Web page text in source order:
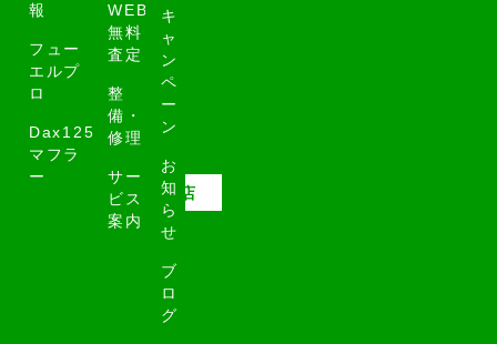
報
フュー
エルプ
ロ
Dax125
マフラ
ー
WEB
無料
査定
整
備・
修理
サー
ビス
案内
キ
ャ
ン
ペ
ー
ン
お
知
ら
せ
ブ
ロ
グ
今治店